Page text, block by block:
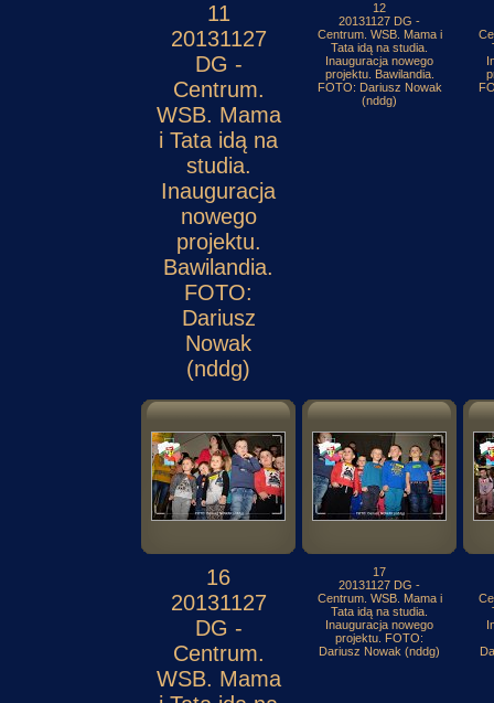
11
20131127
DG -
Centrum.
WSB. Mama
i Tata idą na
studia.
Inauguracja
nowego
projektu.
Bawilandia.
FOTO:
Dariusz
Nowak
(nddg)
12
20131127 DG -
Centrum. WSB. Mama i
Tata idą na studia.
Inauguracja nowego
projektu. Bawilandia.
FOTO: Dariusz Nowak
(nddg)
16
20131127
DG -
Centrum.
WSB. Mama
17
20131127 DG -
Centrum. WSB. Mama i
Tata idą na studia.
Inauguracja nowego
projektu. FOTO:
Dariusz Nowak (nddg)